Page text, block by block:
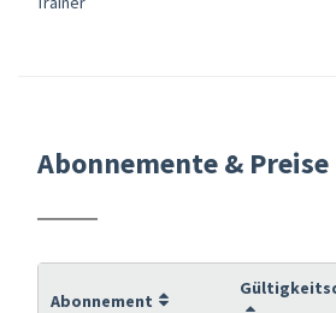
Abonnemente & Preise
Abonnement